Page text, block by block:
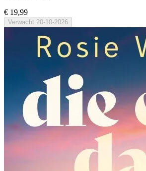
€ 19,99
Verwacht 20-10-2026